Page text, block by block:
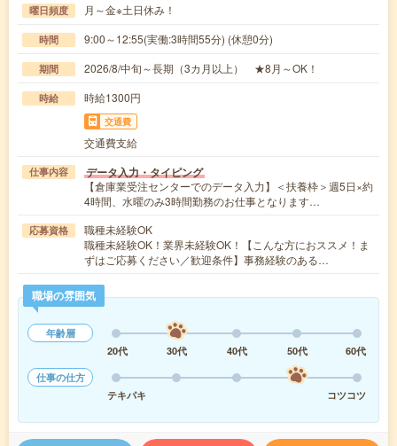
曜日頻度 月～金※土日休み！
時間 9:00～12:55(実働:3時間55分) (休憩0分)
期間 2026/8/中旬～長期（3カ月以上） ★8月～OK！
時給 時給1300円
交通費
交通費支給
仕事内容 データ入力・タイピング
【倉庫業受注センターでのデータ入力】＜扶養枠＞週5日×約
4時間、水曜のみ3時間勤務のお仕事となります…
応募資格
職種未経験OK
職種未経験OK！業界未経験OK！【こんな方におススメ！ま
ずはご応募ください／歓迎条件】事務経験のある…
職場の雰囲気
年齢層
20代
30代 40代 50代
60代
仕事の仕方
テキパキ
コツコツ